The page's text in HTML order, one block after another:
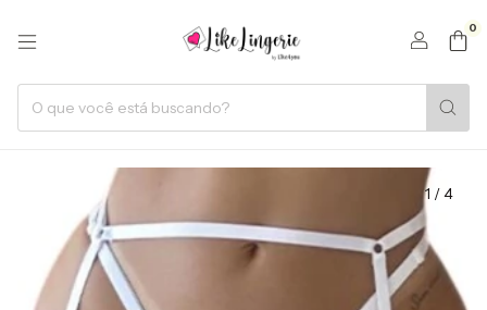
0
1 /4